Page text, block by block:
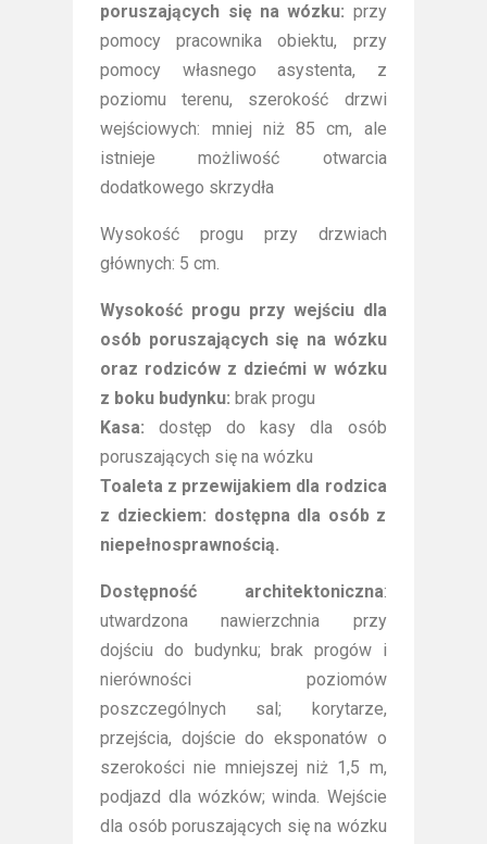
poruszających się na wózku: przy
pomocy pracownika obiektu, przy
pomocy własnego asystenta, z
poziomu terenu, szerokość drzwi
wejściowych: mniej niż 85 cm, ale
istnieje możliwość otwarcia
dodatkowego skrzydła
Wysokość progu przy drzwiach
głównych: 5 cm.
Wysokość progu przy wejściu dla
osób poruszających się na wózku
oraz rodziców z dziećmi w wózku
z boku budynku: brak progu
Kasa: dostęp do kasy dla osób
poruszających się na wózku
Toaleta z przewijakiem dla rodzica
z dzieckiem: dostępna dla osób z
niepełnosprawnością.
Dostępność architektoniczna:
utwardzona nawierzchnia przy
dojściu do budynku; brak progów i
nierówności poziomów
poszczególnych sal; korytarze,
przejścia, dojście do eksponatów o
szerokości nie mniejszej niż 1,5 m,
podjazd dla wózków; winda. Wejście
dla osób poruszających się na wózku